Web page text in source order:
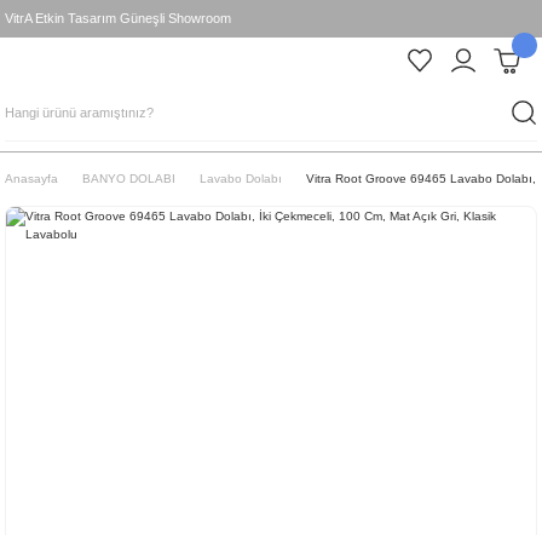
VitrA Etkin Tasarım Güneşli Showroom
Anasayfa BANYO DOLABI Lavabo Dolabı Vitra Root Groove 69465 Lavabo Dolabı,